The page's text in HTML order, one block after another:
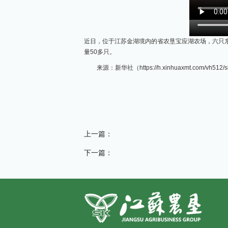
近日，位于江苏金湖境内的省农垦宝应湖农场，六
量50多只。
来源：新华社（https://h.xinhuaxmt.com/
上一篇：
下一篇：